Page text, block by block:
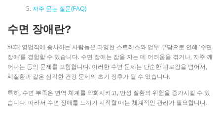
자주 묻는 질문(FAQ)
수면 장애란?
50대 영업직에 종사하는 사람들은 다양한 스트레스와 업무 부담으로 인해 ‘수면
장애’를 경험할 수 있습니다. 수면 장애는 잠을 자는 데 어려움을 겪거나, 자주 깨
어나는 등의 문제를 포함합니다. 이러한 수면 문제는 단순한 피로감을 넘어서,
폐질환과 같은 심각한 건강 문제의 초기 징후가 될 수 있습니다.
특히, 수면 부족은 면역 체계를 약화시키고, 만성 질환의 위험을 증가시킬 수 있
습니다. 따라서 수면 장애를 느끼기 시작할 때는 체계적인 관리가 필요합니다.